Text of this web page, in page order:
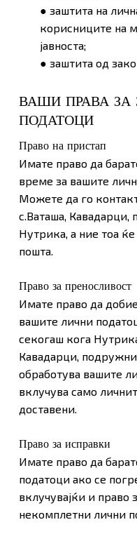
● заштита на
корисниците на
јавноста;
● заштита од
ВАШИ ПРАВА
ПОДАТОЦИ
Право на пристап
Имате право да
време за вашите
Можете да го
с.Ваташа,
Нутрика, а ние тоа
пошта.
Право за преносливост
Имате право да
вашите лични
секогаш кога
Кавадарци,
обработува вашите
вклучува само
доставени.
Право за исправки
Имате право да
податоци ако се
вклучувајќи и
некомплетни лични